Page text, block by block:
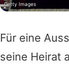
Für eine
seine Heirat
Getty Images